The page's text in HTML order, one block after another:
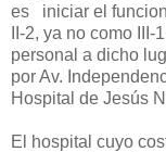
es iniciar el
II-2, ya no como
personal a dicho
por Av.
Hospital de Jesús
El hospital cuyo